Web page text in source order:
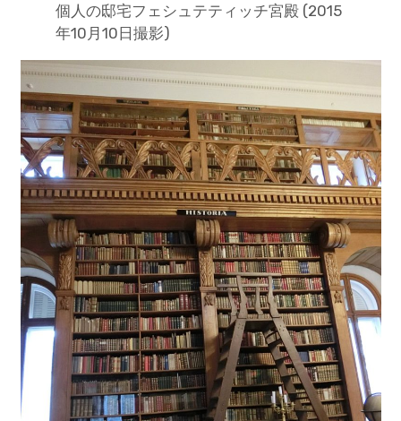
個人の邸宅フェシュテティッチ宮殿 (2015
年10月10日撮影)